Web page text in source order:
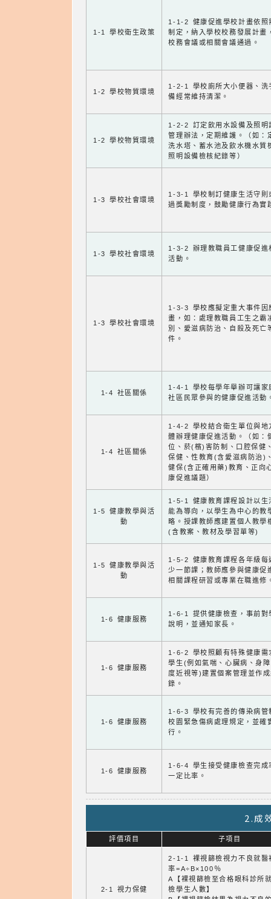
1-1 學校衛生政策
1-1-2 健康促進學校計畫依照
制定，納入學校校務發展計畫
校務會議或相關會議通過。
1-2 學校物質環境
1-2-1 學校廁所大小便器、洗
備經常維持清潔。
1-2 學校物質環境
1-2-2 訂定飲用水設備及照明
管理辦法，定期維護。（如：
洗水塔、蓄水池及飲水機水質
照明設備檢核紀錄等）
1-3 學校社會環境
1-3-1 學校制訂健康生活守則
過獎勵制度，鼓勵健康行為實
1-3 學校社會環境
1-3-2 辦理教職員工健康促進
活動。
1-3 學校社會環境
1-3-3 學校應擬定重大事件因
畫，如：處理教職員工生之霸
別、愛滋病防治、自殺及死亡
件。
1-4 社區關係
1-4-1 學校每學年舉辦可讓家
社區民眾參與的健康促進活動
1-4 社區關係
1-4-2 學校結合衛生單位與地
體辦理健康促進活動。（如：
位、菸(檳)害防制、口腔保健
保健、性教育(含愛滋病防治)
健保(含正確用藥)教育、正向
康促進議題）
1-5 健康教學與活
動
1-5-1 健康教育課程設計以生
能為導向，以學生為中心的教
略。授課教師應建置個人教學
(含教案、教材及學習單等)
1-5 健康教學與活
動
1-5-2 健康教育課程各年級每
少一節課；教師應參與健康促
相關課程研習或專業在職進修
1-6 健康服務
1-6-1 提供健康檢查，事前對
說明，並通知家長。
1-6 健康服務
1-6-2 學校照顧有特殊健康需
學生(例如氣喘、心臟病、身
度近視等)建置個案管理並作
錄。
1-6 健康服務
1-6-3 學校有完善的傳染病管
校園緊急傷病處理規定，並確
行。
1-6 健康服務
1-6-4 學生接受健康檢查完成
一定比率。
2.成
評價項目 子項目
2-1 視力保健
2-1-1 裸視篩檢視力不良就醫
率=A÷B×100％
A【裸視篩檢至合格眼科診所
檢學生人數】